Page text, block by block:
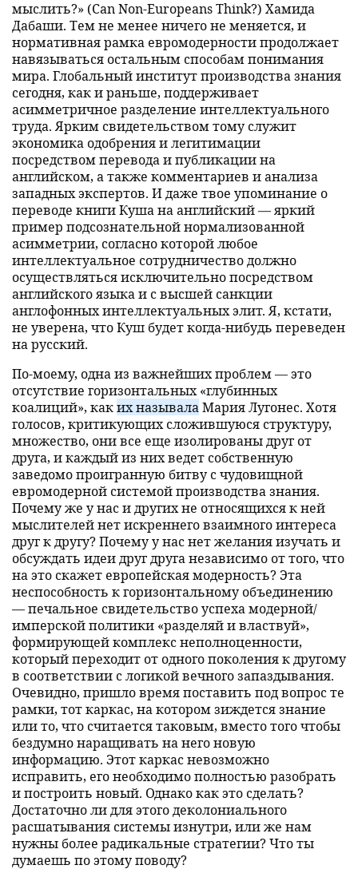
мыслить?» (Can Non-Europeans Think?) Хамида
Дабаши. Тем не менее ничего не меняется, и
нормативная рамка евромодерности продолжает
навязываться остальным способам понимания
мира. Глобальный институт производства знания
сегодня, как и раньше, поддерживает
асимметричное разделение интеллектуального
труда. Ярким свидетельством тому служит
экономика одобрения и легитимации
посредством перевода и публикации на
английском, а также комментариев и анализа
западных экспертов. И даже твое упоминание о
переводе книги Куша на английский — яркий
пример подсознательной нормализованной
асимметрии, согласно которой любое
интеллектуальное сотрудничество должно
осуществляться исключительно посредством
английского языка и с высшей санкции
англофонных интеллектуальных элит. Я, кстати,
не уверена, что Куш будет когда-нибудь переведен
на русский.
По-моему, одна из важнейших проблем — это
отсутствие горизонтальных «глубинных
коалиций», каких называла Мария Лугонес. Хотя
голосов, критикующих сложившуюся структуру,
множество, они все еще изолированы друг от
друга, и каждый из них ведет собственную
заведомо проигранную битву с чудовищной
евромодерной системой производства знания.
Почему же у нас и других не относящихся к ней
мыслителей нет искреннего взаимного интереса
друг к другу? Почему у нас нет желания изучать и
обсуждать идеи друг друга независимо от того, что
на это скажет европейская модерность? Эта
неспособность к горизонтальному объединению
— печальное свидетельство успеха модерной/
имперской политики «разделяй и властвуй»,
формирующей комплекс неполноценности,
который переходит от одного поколения к другому
в соответствии с логикой вечного запаздывания.
Очевидно, пришло время поставить под вопрос те
рамки, тот каркас, на котором зиждется знание
или то, что считается таковым, вместо того чтобы
бездумно наращивать на него новую
информацию. Этот каркас невозможно
исправить, его необходимо полностью разобрать
и построить новый. Однако как это сделать?
Достаточно ли для этого деколониального
расшатывания системы изнутри, или же нам
нужны более радикальные стратегии? Что ты
думаешь по этому поводу?